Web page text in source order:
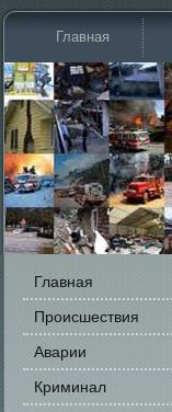
Главная
Главная
Происшестви­я
Аварии
Криминал